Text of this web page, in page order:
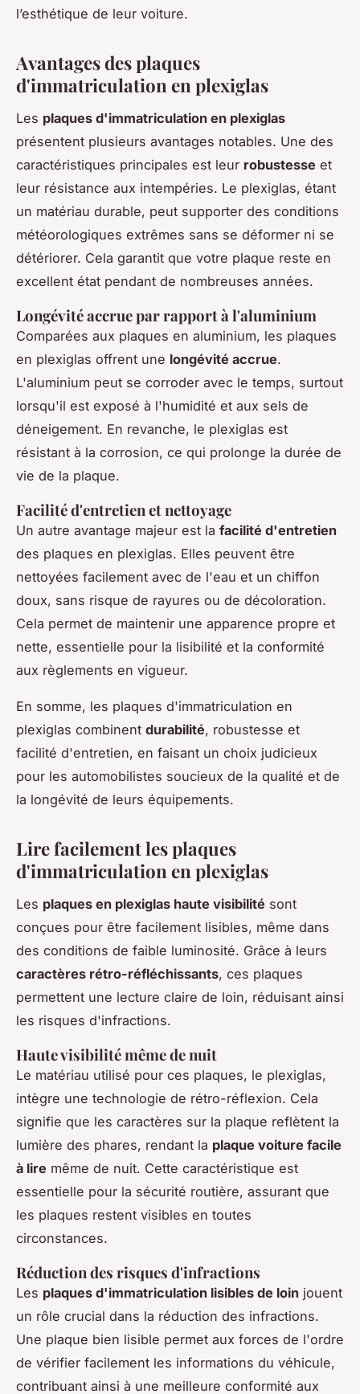
l’esthétique de leur voiture.
Avantages des plaques
d'immatriculation en plexiglas
Les plaques d'immatriculation en plexiglas
présentent plusieurs avantages notables. Une des
caractéristiques principales est leur robustesse et
leur résistance aux intempéries. Le plexiglas, étant
un matériau durable, peut supporter des conditions
météorologiques extrêmes sans se déformer ni se
détériorer. Cela garantit que votre plaque reste en
excellent état pendant de nombreuses années.
Longévité accrue par rapport à l'aluminium
Comparées aux plaques en aluminium, les plaques
en plexiglas offrent une longévité accrue.
L'aluminium peut se corroder avec le temps, surtout
lorsqu'il est exposé à l'humidité et aux sels de
déneigement. En revanche, le plexiglas est
résistant à la corrosion, ce qui prolonge la durée de
vie de la plaque.
Facilité d'entretien et nettoyage
Un autre avantage majeur est la facilité d'entretien
des plaques en plexiglas. Elles peuvent être
nettoyées facilement avec de l'eau et un chiffon
doux, sans risque de rayures ou de décoloration.
Cela permet de maintenir une apparence propre et
nette, essentielle pour la lisibilité et la conformité
aux règlements en vigueur.
En somme, les plaques d'immatriculation en
plexiglas combinent durabilité, robustesse et
facilité d'entretien, en faisant un choix judicieux
pour les automobilistes soucieux de la qualité et de
la longévité de leurs équipements.
Lire facilement les plaques
d'immatriculation en plexiglas
Les plaques en plexiglas haute visibilité sont
conçues pour être facilement lisibles, même dans
des conditions de faible luminosité. Grâce à leurs
caractères rétro-réfléchissants, ces plaques
permettent une lecture claire de loin, réduisant ainsi
les risques d'infractions.
Haute visibilité même de nuit
Le matériau utilisé pour ces plaques, le plexiglas,
intègre une technologie de rétro-réflexion. Cela
signifie que les caractères sur la plaque reflètent la
lumière des phares, rendant la plaque voiture facile
à lire même de nuit. Cette caractéristique est
essentielle pour la sécurité routière, assurant que
les plaques restent visibles en toutes
circonstances.
Réduction des risques d'infractions
Les plaques d'immatriculation lisibles de loin jouent
un rôle crucial dans la réduction des infractions.
Une plaque bien lisible permet aux forces de l'ordre
de vérifier facilement les informations du véhicule,
contribuant ainsi à une meilleure conformité aux